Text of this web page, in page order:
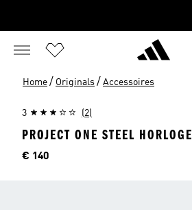
Home / Originals / Accessoires
3 (2)
PROJECT ONE STEEL HORLOGE
Price
€ 140